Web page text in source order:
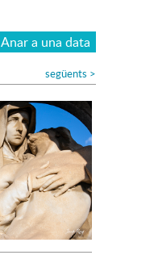
Anar a una data
següents >